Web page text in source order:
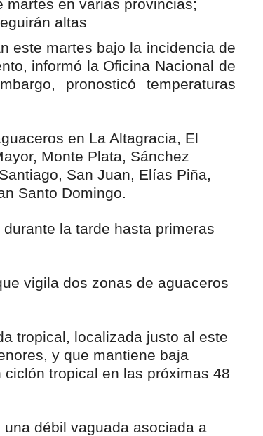
magnitud 4.8 al sur de Sánchez
enfrentarían penas de hasta 10 años de prisión
de tanque de gas en fritura de SFM
este martes bajo la incidencia de
informó la Oficina Nacional de
pronosticó temperaturas
en La Altagracia, El
Monte Plata, Sánchez
San Juan, Elías Piña,
Santo Domingo.
la tarde hasta primeras
vigila dos zonas de aguaceros
tropical, localizada justo al este
y que mantiene baja
tropical en las próximas 48
débil vaguada asociada a